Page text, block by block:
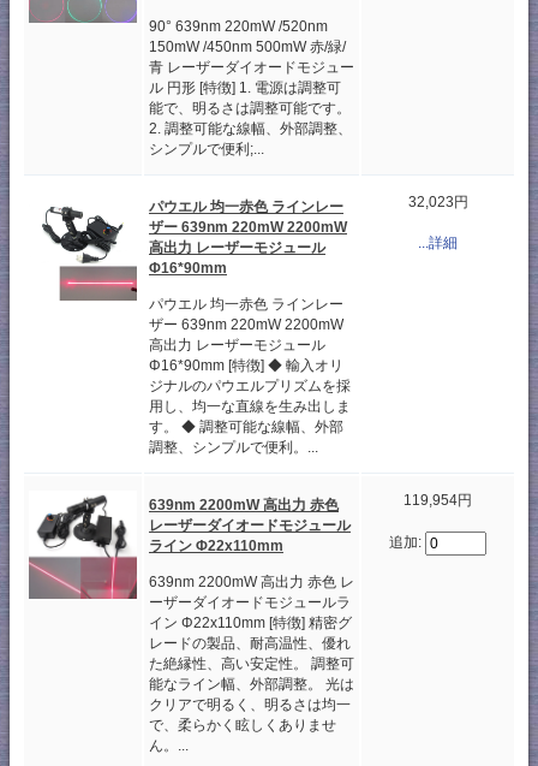
90° 639nm 220mW /520nm
150mW /450nm 500mW 赤/緑/
青 レーザーダイオードモジュー
ル 円形 [特徴] 1. 電源は調整可
能で、明るさは調整可能です。
2. 調整可能な線幅、外部調整、
シンプルで便利;...
パウエル 均一赤色 ラインレー
ザー 639nm 220mW 2200mW
高出力 レーザーモジュール
Φ16*90mm
パウエル 均一赤色 ラインレー
ザー 639nm 220mW 2200mW
高出力 レーザーモジュール
Φ16*90mm [特徴] ◆ 輸入オリ
ジナルのパウエルプリズムを採
用し、均一な直線を生み出しま
す。 ◆ 調整可能な線幅、外部
調整、シンプルで便利。...
32,023円
...詳細
639nm 2200mW 高出力 赤色
レーザーダイオードモジュール
ライン Φ22x110mm
639nm 2200mW 高出力 赤色 レ
ーザーダイオードモジュールラ
イン Φ22x110mm [特徴] 精密グ
レードの製品、耐高温性、優れ
た絶縁性、高い安定性。 調整可
能なライン幅、外部調整。 光は
クリアで明るく、明るさは均一
で、柔らかく眩しくありませ
ん。...
119,954円
追加: